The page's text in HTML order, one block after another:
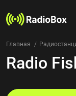
Страны
Главная
Radio